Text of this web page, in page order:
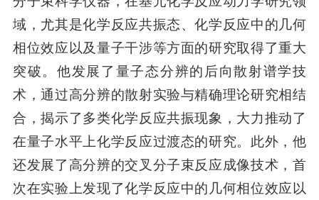
域，尤其是化学反应共振态、化学反应中的几何
相位效应以及量子干涉等方面的研究取得了重大
突破。他发展了量子态分辨的后向散射谱学技
术，通过高分辨的散射实验与精确理论研究相结
合，揭示了多类化学反应共振现象，大力推动了
在量子水平上化学反应过渡态的研究。此外，他
还发展了高分辨的交叉分子束反应成像技术，首
次在实验上发现了化学反应中的几何相位效应以